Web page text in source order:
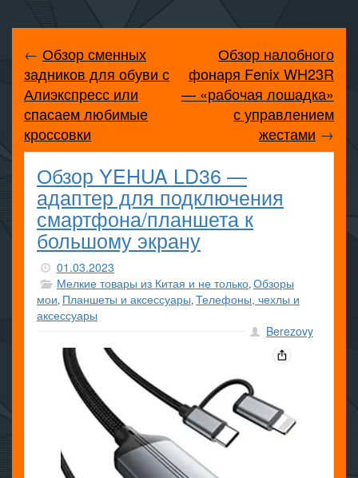
← Обзор сменных
задников для обуви с
Алиэкспресс или
спасаем любимые
кроссовки
Обзор налобного
фонаря Fenix WH23R
— «рабочая лошадка»
с управлением
жестами →
Обзор YEHUA LD36 —
адаптер для подключения
смартфона/планшета к
большому экрану
01.03.2023
Мелкие товары из Китая и не только, Обзоры
мои, Планшеты и аксессуары, Телефоны, чехлы и
аксессуары
Berezovy